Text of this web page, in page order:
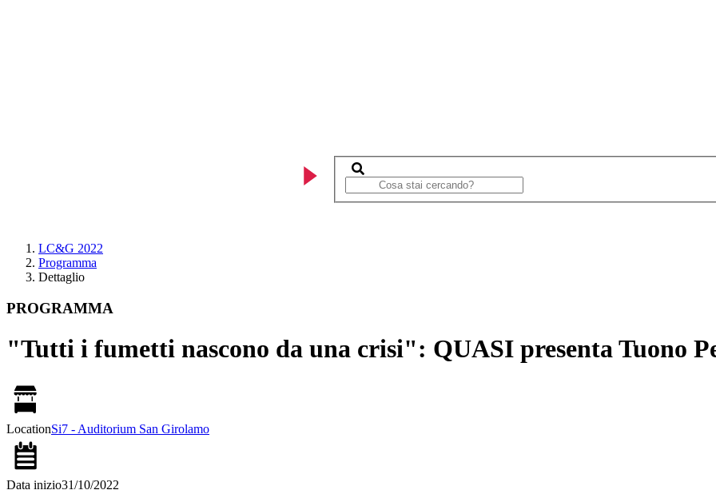
LC&G 2022
Programma
Dettaglio
PROGRAMMA
"Tutti i fumetti nascono da una crisi": QUASI presenta Tuono
LocationSi7 - Auditorium San Girolamo
Data inizio31/10/2022